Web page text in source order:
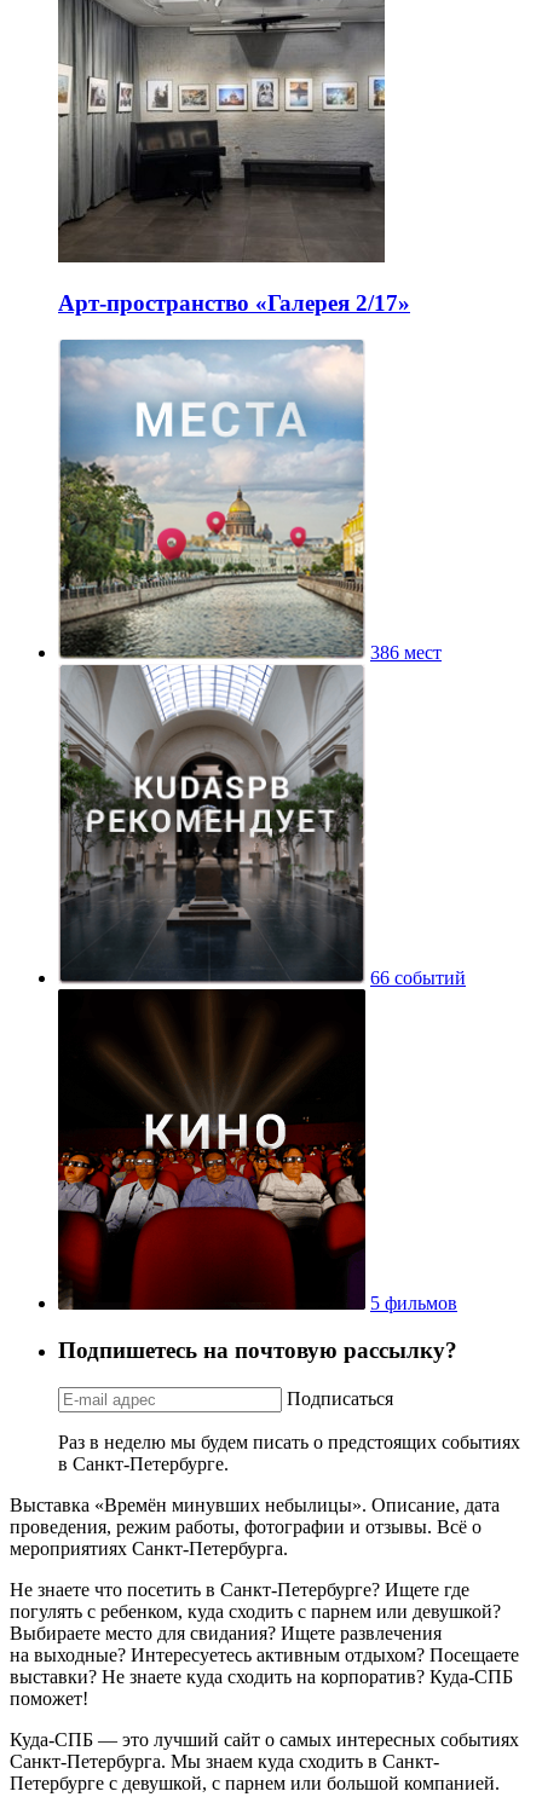
Арт-пространство «Галерея 2/17»
386 мест
66 событий
5 фильмов
Подпишетесь на почтовую рассылку?
Подписаться
Раз в неделю мы будем писать о предстоящих событиях
в Санкт-Петербурге.
Выставка «Времён минувших небылицы». Описание, дата
проведения, режим работы, фотографии и отзывы. Всё о
мероприятиях Санкт-Петербурга.
Не знаете что посетить в Санкт-Петербурге? Ищете где
погулять с ребенком, куда сходить с парнем или девушкой?
Выбираете место для свидания? Ищете развлечения
на выходные? Интересуетесь активным отдыхом? Посещаете
выставки? Не знаете куда сходить на корпоратив? Куда-СПБ
поможет!
Куда-СПБ — это лучший сайт о самых интересных событиях
Санкт-Петербурга. Мы знаем куда сходить в Санкт-
Петербурге с девушкой, с парнем или большой компанией.